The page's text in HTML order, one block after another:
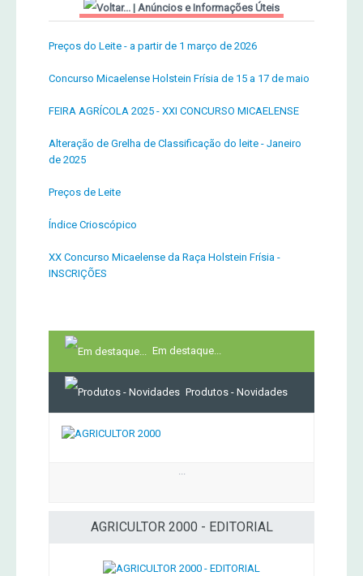
| Anúncios e Informações Úteis
Preços do Leite - a partir de 1 março de 2026
Concurso Micaelense Holstein Frísia de 15 a 17 de maio
FEIRA AGRÍCOLA 2025 - XXI CONCURSO MICAELENSE
Alteração de Grelha de Classificação do leite - Janeiro
de 2025
Preços de Leite
Índice Crioscópico
XX Concurso Micaelense da Raça Holstein Frísia -
INSCRIÇÕES
Em destaque...
Produtos - Novidades
...
AGRICULTOR 2000 - EDITORIAL